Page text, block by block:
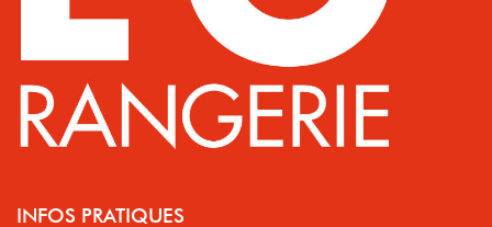
INFOS PRATIQUES